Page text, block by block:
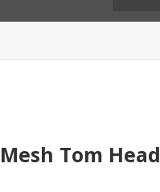
Tom Head